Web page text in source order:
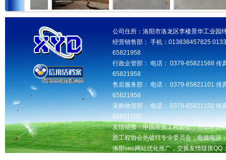
公司住所：洛阳市洛龙区李楼景华工业园
经营销售部： 手机：013838457825
65821958
行政企管部： 电话： 0379-65821568 传
65821958
售后服务部： 电话： 0379-65821101 传
65821958
采购物管部： 电话： 0379-65821102 传
65821102
友情链接：中国表面工程协会；慧聪表面
面工程协会热镀锌专业委员会；电镀电源
洛阳seo网站优化推广，交换友情链接